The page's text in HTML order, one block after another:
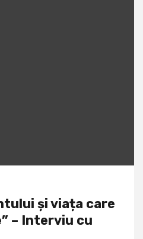
și viața care
– Interviu cu